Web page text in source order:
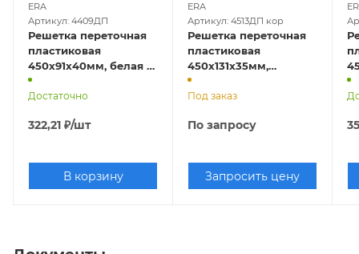
ERA
Артикул: 4409ДП
Решетка переточная
пластиковая
450х91х40мм, белая (2
штуки)
Достаточно
322,21 ₽/шт
В корзину
ERA
Артикул: 4513ДП кор
Решетка переточная
пластиковая
450х131х35мм,
коричневая (2 штуки)
Под заказ
По запросу
Запросить цену